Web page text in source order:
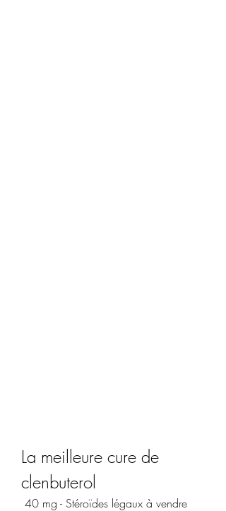
La meilleure cure de
clenbuterol